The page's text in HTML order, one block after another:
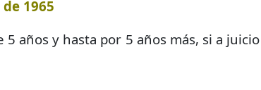
1965
años y hasta por 5 años más, si a